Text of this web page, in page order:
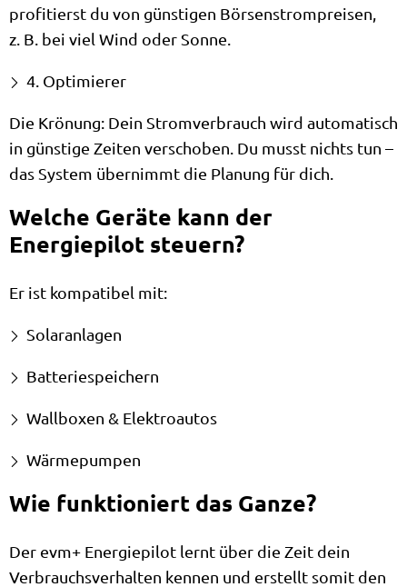
profitierst du von günstigen Börsenstrompreisen,
z. B. bei viel Wind oder Sonne.
4. Optimierer
Die Krönung: Dein Stromverbrauch wird automatisch
in günstige Zeiten verschoben. Du musst nichts tun –
das System übernimmt die Planung für dich.
Welche Geräte kann der
Energiepilot steuern?
Er ist kompatibel mit:
Solaranlagen
Batteriespeichern
Wallboxen & Elektroautos
Wärmepumpen
Wie funktioniert das Ganze?
Der evm+ Energiepilot lernt über die Zeit dein
Verbrauchsverhalten kennen und erstellt somit den